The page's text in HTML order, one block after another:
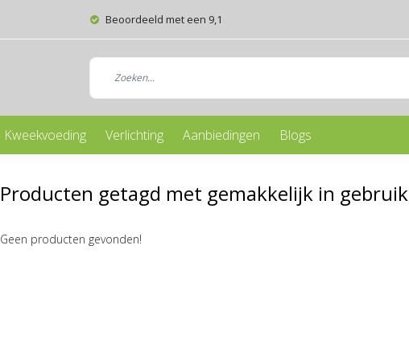
Beoordeeld met een 9,1
Kweekvoeding Verlichting Aanbiedingen Blogs
Producten getagd met gemakkelijk in gebruik
Geen producten gevonden!